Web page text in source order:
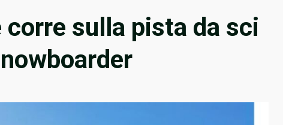
corre sulla pista da sci